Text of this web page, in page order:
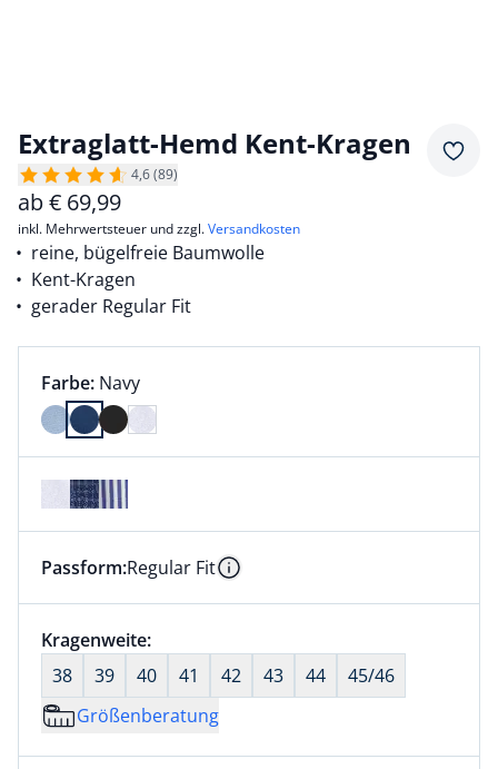
Extraglatt-Hemd Kent-Kragen
4,6 (89)
ab€ 69,99
inkl. Mehrwertsteuer und zzgl.Versandkosten
reine, bügelfreie Baumwolle
Kent-Kragen
gerader Regular Fit
Farbauswahl:
Farbe: aktuell ausgewählt:
Navy
Farbe Navy ausgewählt
Dieser Artikel hat die Passform Regular Fit. für
Passform:Regular Fit Information
Größenauswahl:
Kragenweite:nichts ausgewählt
38
39 40 41 42 43 44
45/46
Größenberatung